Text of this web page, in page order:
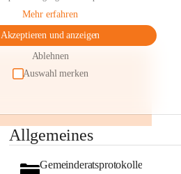
Mehr erfahren
Akzeptieren und anzeigen
Ablehnen
Auswahl merken
Allgemeines
Gemeinderatsprotokolle